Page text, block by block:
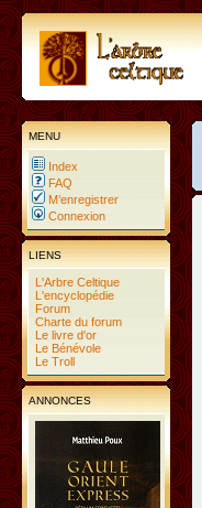
MENU
Index
FAQ
M’enregistrer
Connexion
LIENS
L'Arbre Celtique
L'encyclopédie
Forum
Charte du forum
Le livre d'or
Le Bénévole
Le Troll
ANNONCES